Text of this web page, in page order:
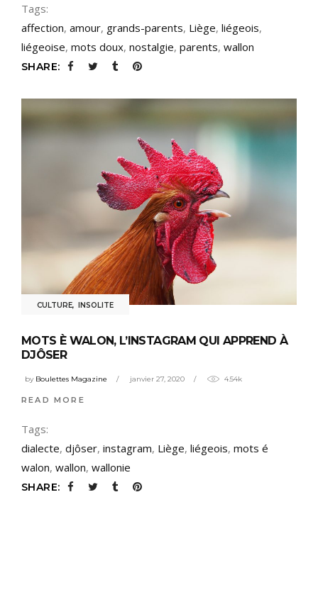
Tags:
affection, amour, grands-parents, Liège, liégeois,
liégeoise, mots doux, nostalgie, parents, wallon
SHARE:
CULTURE, INSOLITE
MOTS È WALON, L’INSTAGRAM QUI APPREND À
DJÔSER
by Boulettes Magazine janvier 27, 2020 4.54k
READ MORE
Tags:
dialecte, djôser, instagram, Liège, liégeois, mots é
walon, wallon, wallonie
SHARE: